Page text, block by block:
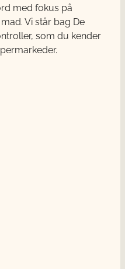
med fokus på
Vi står bag De
som du kender